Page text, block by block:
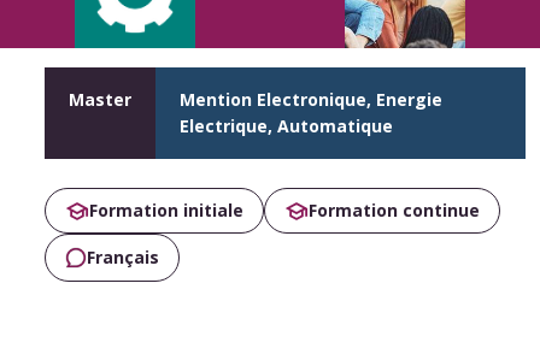
Master
Mention Electronique, Energie
Electrique, Automatique
Formation initiale Formation continue
Français